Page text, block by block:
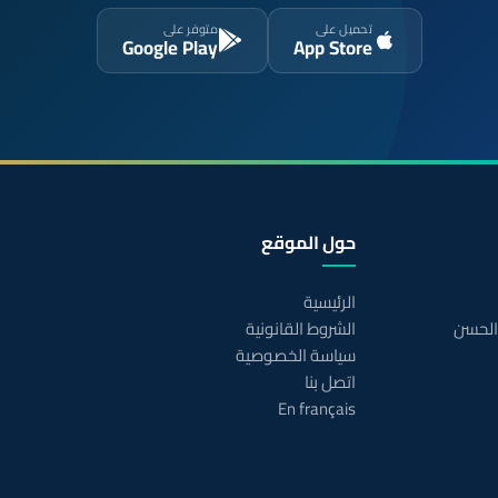
تحميل على
App Store
متوفر على
Google Play
حول الموقع
الرئيسية
الشروط القانونية
سياسة الخصوصية
اتصل بنا
En français